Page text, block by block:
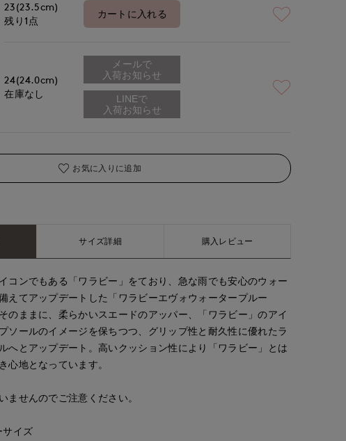
23(23.5cm)
残り1点
カートに入れる
24(24.0cm)
在庫なし
メールで
入荷お知らせ
お気に入りに追加
サイズ詳細 購入レビュー
コンでもある「ワラビー」をており、急な雨でも安心のウォー
えてアップデートした「ワラビーエヴォウォータープルー
のままに、柔らかいスエードのアッパー、「ワラビー」のアイ
ソールのイメージを保ちつつ、グリップ性と耐久性に優れたラ
へとアップデート。高いクッション性により「ワラビー」とは
心地となっています。
ませんのでご注意ください。
サイズ